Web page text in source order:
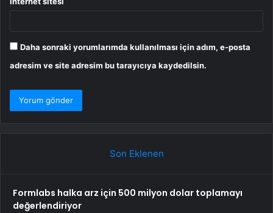
Daha sonraki yorumlarımda kullanılması için adım, e-posta
adresim ve site adresim bu tarayıcıya kaydedilsin.
Son Eklenen
Formlabs halka arz için 500 milyon dolar toplamayı
değerlendiriyor